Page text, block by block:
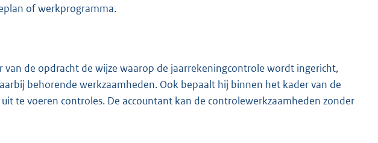
of werkprogramma.
de opdracht de wijze waarop de jaarrekeningcontrole wordt ingericht,
behorende werkzaamheden. Ook bepaalt hij binnen het kader van de
te voeren controles. De accountant kan de controlewerkzaamheden zonder